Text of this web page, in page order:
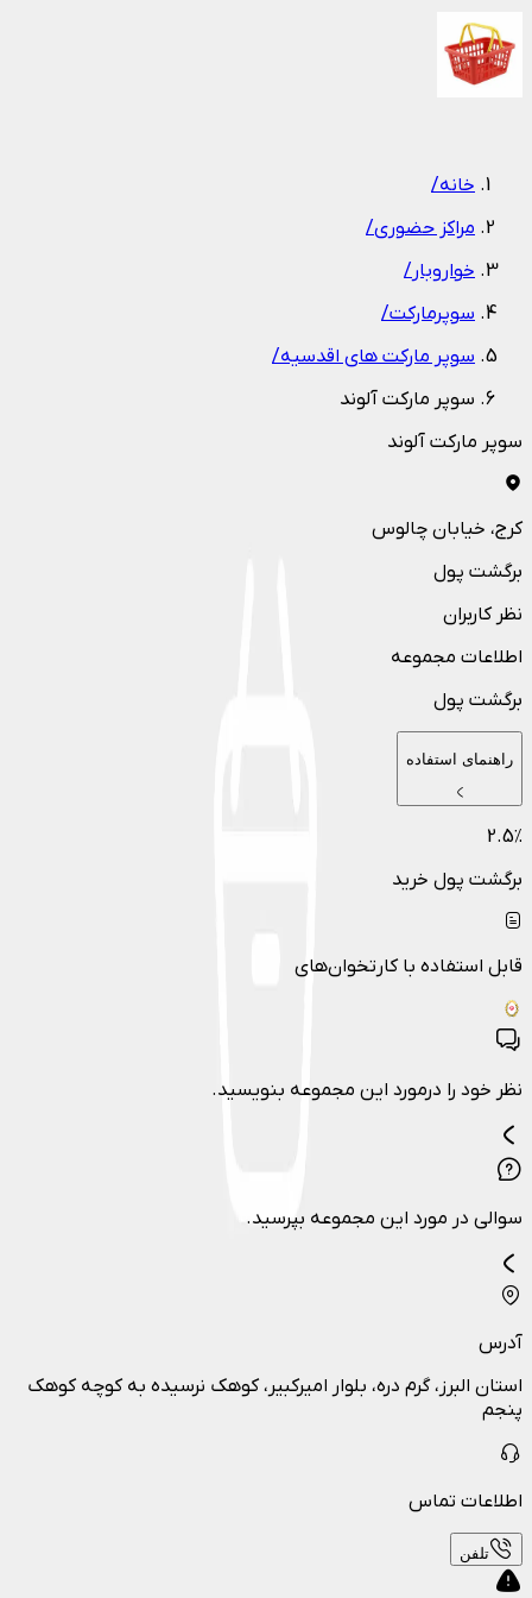
خانه/
مراکز حضوری/
خواروبار/
سوپرمارکت/
سوپر مارکت های اقدسیه/
سوپر مارکت آلوند
سوپر مارکت آلوند
کرج، خیابان چالوس
برگشت پول
نظر کاربران
اطلاعات مجموعه
برگشت پول
راهنمای استفاده
2.5٪
برگشت پول خرید
قابل استفاده با کارتخوان‌های
نظر خود را درمورد این مجموعه بنویسید.
سوالی در مورد این مجموعه بپرسید.
آدرس
استان البرز، گرم دره، بلوار امیرکبیر، کوهک نرسیده به کوچه کوهک
پنجم
اطلاعات تماس
تلفن